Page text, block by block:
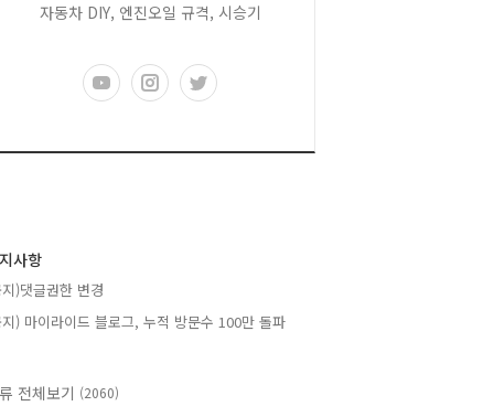
자동차 DIY, 엔진오일 규격, 시승기
사항
)댓글권한 변경
지) 마이라이드 블로그, 누적 방문수 100만 돌파
전체보기 (2060)